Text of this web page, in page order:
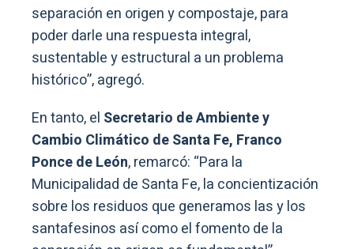
separación en origen y compostaje, para
poder darle una respuesta integral,
sustentable y estructural a un problema
histórico”, agregó.
En tanto, el Secretario de Ambiente y
Cambio Climático de Santa Fe, Franco
Ponce de León, remarcó: “Para la
Municipalidad de Santa Fe, la concientización
sobre los residuos que generamos las y los
santafesinos así como el fomento de la